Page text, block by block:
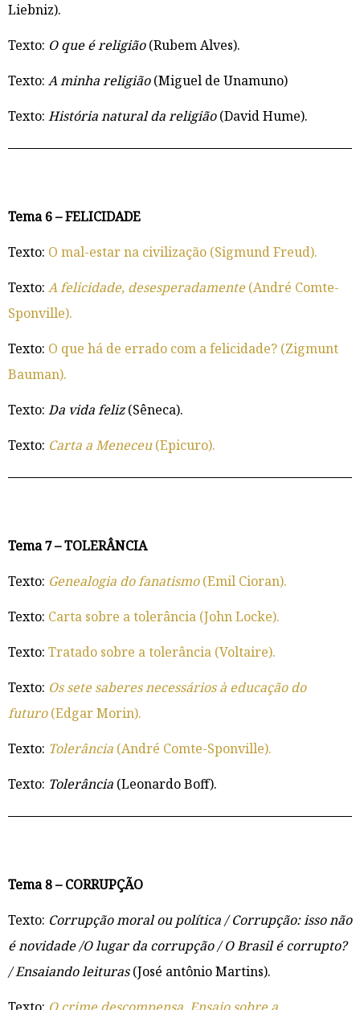
Liebniz).
Texto: O que é religião(Rubem Alves).
Texto: A minha religião(Miguel de Unamuno)
Texto: História natural da religião(David Hume).
Tema 6 – FELICIDADE
Texto: O mal-estar na civilização (Sigmund Freud).
Texto: A felicidade, desesperadamente(André Comte-
Sponville).
Texto: O que há de errado com a felicidade? (Zigmunt
Bauman).
Texto: Da vida feliz(Sêneca).
Texto: Carta a Meneceu(Epicuro).
Tema 7 – TOLERÂNCIA
Texto: Genealogia do fanatismo(Emil Cioran).
Texto: Carta sobre a tolerância (John Locke).
Texto: Tratado sobre a tolerância (Voltaire).
Texto: Os sete saberes necessários à educação do
futuro(Edgar Morin).
Texto: Tolerância (André Comte-Sponville).
Texto: Tolerância (Leonardo Boff).
Tema 8 – CORRUPÇÃO
Texto: Corrupção moral ou política / Corrupção: isso não
é novidade /O lugar da corrupção / O Brasil é corrupto?
/ Ensaiando leituras(José antônio Martins).